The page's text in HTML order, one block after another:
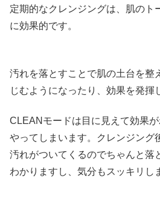
定期的なクレンジングは、肌のト
に効果的です。
汚れを落とすことで肌の土台を整
じむようになったり、効果を発揮
CLEANモードは目に見えて効果
やってしまいます。クレンジング
汚れがついてくるのでちゃんと落
わかりますし、気分もスッキリし